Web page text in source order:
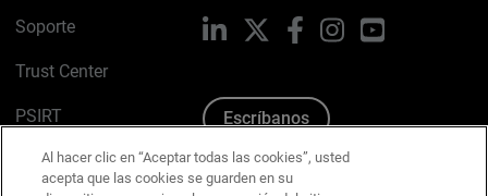
Soporte
Trust Center
PSIRT
Política de cookies
LinkedIn FacebookInstagramYouTube
Escríbanos
Al hacer clic en “Aceptar todas las cookies”, usted
acepta que las cookies se guarden en su